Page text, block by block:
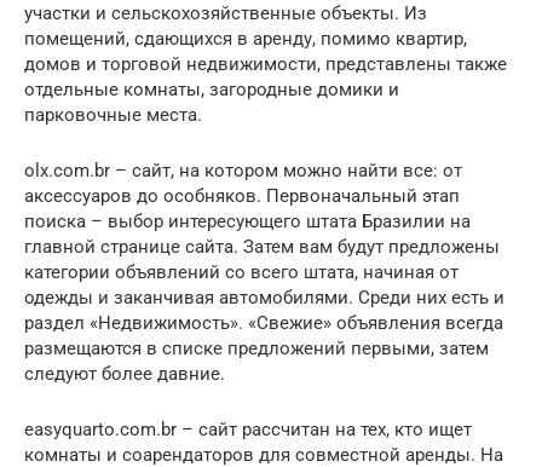
участки и сельскохозяйственные объекты. Из
помещений, сдающихся в аренду, помимо квартир,
домов и торговой недвижимости, представлены также
отдельные комнаты, загородные домики и
парковочные места.
olx.com.br – сайт, на котором можно найти все: от
аксессуаров до особняков. Первоначальный этап
поиска – выбор интересующего штата Бразилии на
главной странице сайта. Затем вам будут предложены
категории объявлений со всего штата, начиная от
одежды и заканчивая автомобилями. Среди них есть и
раздел «Недвижимость». «Свежие» объявления всегда
размещаются в списке предложений первыми, затем
следуют более давние.
easyquarto.com.br – сайт рассчитан на тех, кто ищет
комнаты и соарендаторов для совместной аренды. На